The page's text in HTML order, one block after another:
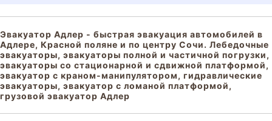
Эвакуатор Адлер - быстрая эвакуация автомобилей в
Адлере, Красной поляне и по центру Сочи. Лебедочные
эвакуаторы, эвакуаторы полной и частичной погрузки,
эвакуаторы со стационарной и сдвижной платформой,
эвакуатор с краном-манипулятором, гидравлические
эвакуаторы, эвакуатор с ломаной платформой,
грузовой эвакуатор Адлер